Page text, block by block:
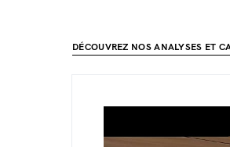
DÉCOUVREZ NOS ANALYSES ET